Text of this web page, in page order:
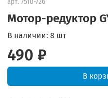
Мотор-редуктор
В наличии: 8 шт
490 ₽
В